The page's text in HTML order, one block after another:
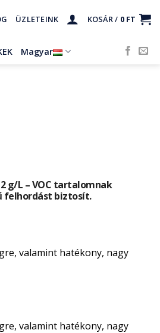
ÜZLETEINK KOSÁR / 0 FT
Magyar
g/L – VOC tartalomnak
felhordást biztosít.
valamint hatékony, nagy
valamint hatékony, nagy